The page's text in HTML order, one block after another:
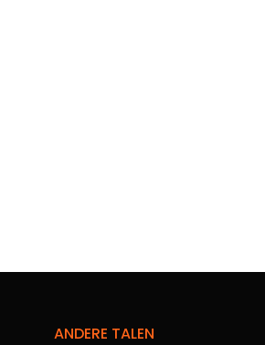
ANDERE TALEN